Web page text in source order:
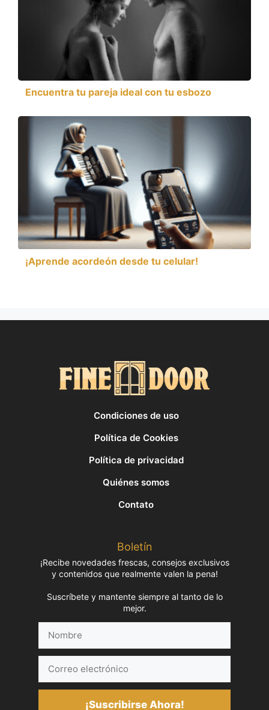
Encuentra tu pareja ideal con tu esbozo
¡Aprende acordeón desde tu celular!
Condiciones de uso
Política de Cookies
Política de privacidad
Quiénes somos
Contato
Boletín
¡Recibe novedades frescas, consejos exclusivos
y contenidos que realmente valen la pena!
Suscríbete y mantente siempre al tanto de lo
mejor.
electrónico
¡Suscribirse Ahora!